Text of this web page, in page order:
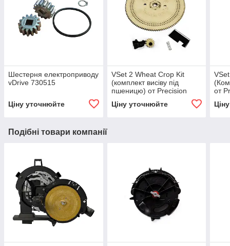
Шестерня електроприводу
vDrive 730515
Ціну уточнюйте
VSet 2 Wheat Crop Kit
(комплект висіву під
пшеницю) от Precision
Ціну уточнюйте
от
Подібні товари компанії